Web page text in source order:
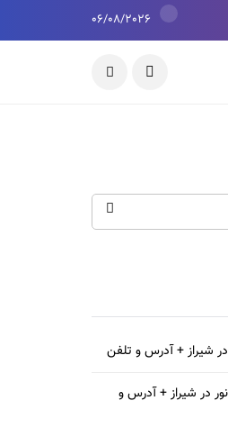
06/08/2026
شیراز + آدرس و تلفن
در شیراز + آدرس و